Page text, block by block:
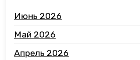
Июнь 2026
Май 2026
Апрель 2026